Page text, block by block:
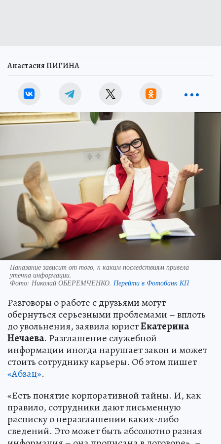
Анастасия ПИГИНА
Наказание зависит от того, к каким последствиям привела
утечка информации.
Фото: Николай ОБЕРЕМЧЕНКО. Перейти в Фотобанк КП
Разговоры о работе с друзьями могут
обернуться серьезными проблемами – вплоть
до увольнения, заявила юристЕкатерина
Нечаева. Разглашение служебной
информации иногда нарушает закон и может
стоить сотруднику карьеры. Об этом пишет
«Абзац».
«Есть понятие корпоративной тайны. И, как
правило, сотрудники дают письменную
расписку о неразглашении каких-либо
сведений. Это может быть абсолютно разная